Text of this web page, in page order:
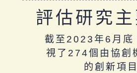
評估研究
截至2023年6月底
視了274個由協創
的創新項目